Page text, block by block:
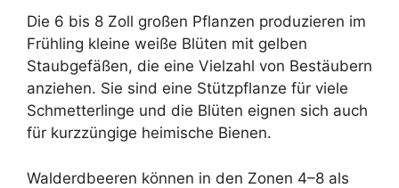
Die 6 bis 8 Zoll großen Pflanzen produzieren im
Frühling kleine weiße Blüten mit gelben
Staubgefäßen, die eine Vielzahl von Bestäubern
anziehen. Sie sind eine Stützpflanze für viele
Schmetterlinge und die Blüten eignen sich auch
für kurzzüngige heimische Bienen.
Walderdbeeren können in den Zonen 4–8 als